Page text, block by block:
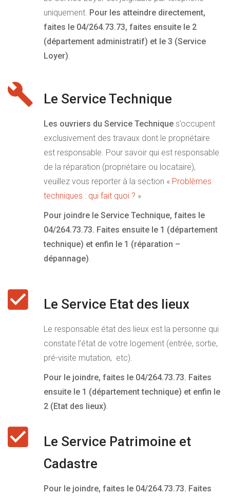
uniquement. Pour les atteindre directement,
faites le 04/264.73.73, faites ensuite le 2
(département administratif) et le 3 (Service
Loyer).
Le Service Technique
Les ouvriers du Service Technique s’occupent
exclusivement des travaux dont le propriétaire
est responsable. Pour savoir qui est responsable
de la réparation (propriétaire ou locataire),
veuillez vous reporter à la section « Problèmes
techniques : qui fait quoi ? »
Pour joindre le Service Technique, faites le
04/264.73.73. Faites ensuite le 1 (département
technique) et enfin le 1 (réparation –
dépannage).
Le Service Etat des lieux
Le responsable état des lieux est la personne qui
constate l’état de votre logement (entrée, sortie,
pré-visite mutation, etc).
Pour le joindre, faites le 04/264.73.73. Faites
ensuite le 1 (département technique) et enfin le
2 (Etat des lieux).
Le Service Patrimoine et
Cadastre
Pour le joindre, faites le 04/264.73.73. Faites